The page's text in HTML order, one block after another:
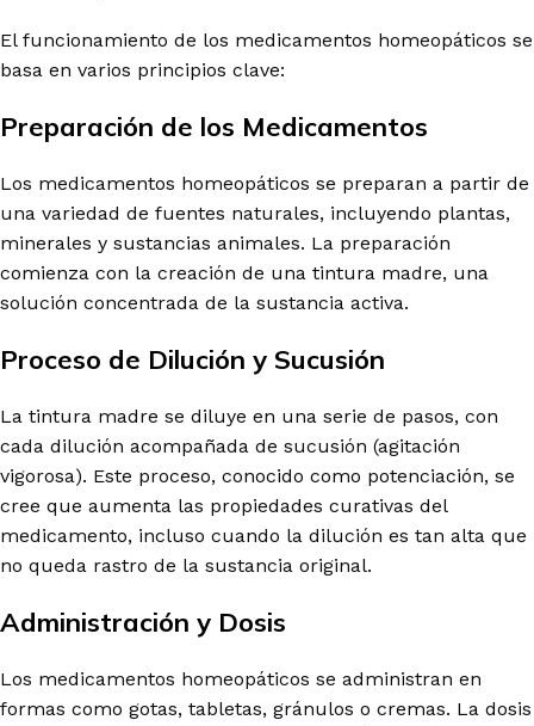
El funcionamiento de los medicamentos homeopáticos se
basa en varios principios clave:
Preparación de los Medicamentos
Los medicamentos homeopáticos se preparan a partir de
una variedad de fuentes naturales, incluyendo plantas,
minerales y sustancias animales. La preparación
comienza con la creación de una tintura madre, una
solución concentrada de la sustancia activa.
Proceso de Dilución y Sucusión
La tintura madre se diluye en una serie de pasos, con
cada dilución acompañada de sucusión (agitación
vigorosa). Este proceso, conocido como potenciación, se
cree que aumenta las propiedades curativas del
medicamento, incluso cuando la dilución es tan alta que
no queda rastro de la sustancia original.
Administración y Dosis
Los medicamentos homeopáticos se administran en
formas como gotas, tabletas, gránulos o cremas. La dosis